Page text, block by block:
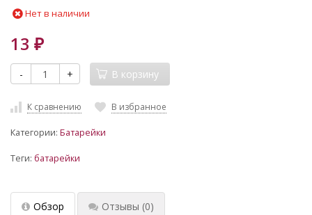
Нет в наличии
13 ₽
- + В корзину
К сравнению В избранное
Категории: Батарейки
Теги: батарейки
Обзор Отзывы (0)